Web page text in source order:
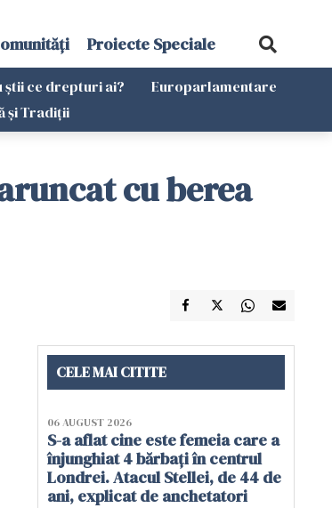
Proiecte Speciale
știi ce drepturi ai?
Europarlamentare
și Tradiții
cu berea
CELE MAI CITITE
06 AUGUST 2026
S-a aflat cine este femeia care a
înjunghiat 4 bărbați în centrul
Londrei. Atacul Stellei, de 44 de
ani, explicat de anchetatori